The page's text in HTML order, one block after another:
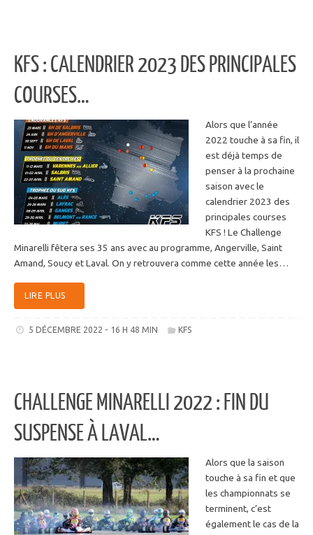
KFS : CALENDRIER 2023 DES PRINCIPALES
COURSES…
Alors que l’année
2022 touche à sa fin, il
est déjà temps de
penser à la prochaine
saison avec le
calendrier 2023 des
principales courses
KFS ! Le Challenge
Minarelli fêtera ses 35 ans avec au programme, Angerville, Saint
Amand, Soucy et Laval. On y retrouvera comme cette année les…
LIRE PLUS
5 DÉCEMBRE 2022 - 16 H 48 MIN KFS
CHALLENGE MINARELLI 2022 : FIN DU
SUSPENSE À LAVAL…
Alors que la saison
touche à sa fin et que
les championnats se
terminent, c’est
également le cas de la